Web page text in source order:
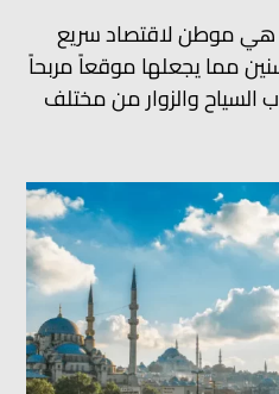
هي موطن لاقتصاد سريع
مما يجعلها موقعاً مربحاً
السياح والزوار من مختلف